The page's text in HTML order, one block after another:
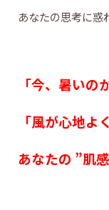
あなたの思考に惑
「今、暑いの
「風が心地
あなたの ”肌